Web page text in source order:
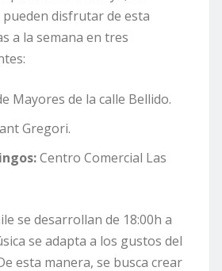
disfrutar de esta
a la semana en tres
Mayores de la calle Bellido.
Gregori.
Centro Comercial Las
se desarrollan de 18:00h a
se adapta a los gustos del
esta manera, se busca crear